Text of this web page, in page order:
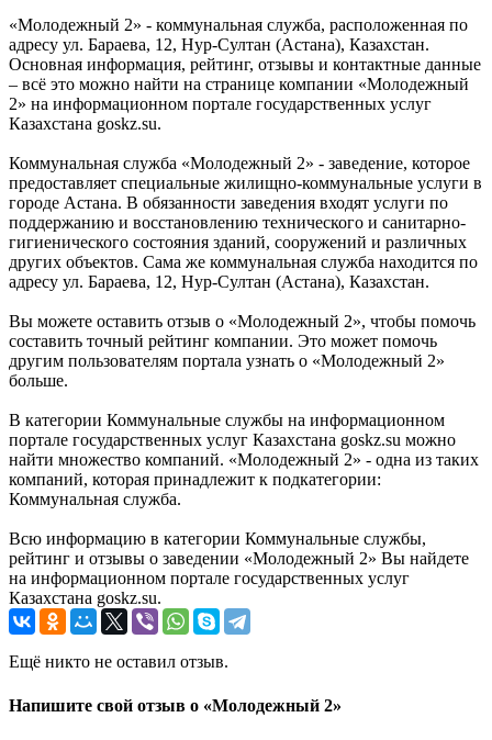
«Молодежный 2» - коммунальная служба, расположенная по
адресу ул. Бараева, 12, Нур-Султан (Астана), Казахстан.
Основная информация, рейтинг, отзывы и контактные данные
– всё это можно найти на странице компании «Молодежный
2» на информационном портале государственных услуг
Казахстана goskz.su.
Коммунальная служба «Молодежный 2» - заведение, которое
предоставляет специальные жилищно-коммунальные услуги в
городе Астана. В обязанности заведения входят услуги по
поддержанию и восстановлению технического и санитарно-
гигиенического состояния зданий, сооружений и различных
других объектов. Сама же коммунальная служба находится по
адресу ул. Бараева, 12, Нур-Султан (Астана), Казахстан.
Вы можете оставить отзыв о «Молодежный 2», чтобы помочь
составить точный рейтинг компании. Это может помочь
другим пользователям портала узнать о «Молодежный 2»
больше.
В категории Коммунальные службы на информационном
портале государственных услуг Казахстана goskz.su можно
найти множество компаний. «Молодежный 2» - одна из таких
компаний, которая принадлежит к подкатегории:
Коммунальная служба.
Всю информацию в категории Коммунальные службы,
рейтинг и отзывы о заведении «Молодежный 2» Вы найдете
на информационном портале государственных услуг
Казахстана goskz.su.
Ещё никто не оставил отзыв.
Напишите свой отзыв о «Молодежный 2»